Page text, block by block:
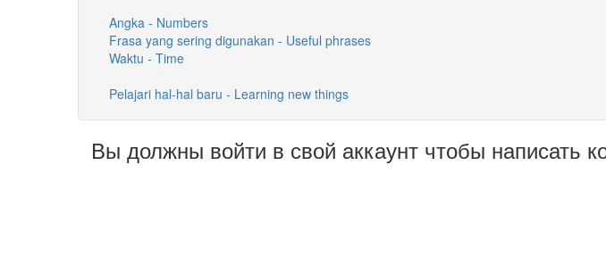
Angka - Numbers
Frasa yang sering digunakan - Useful phrases
Waktu - Time
Pelajari hal-hal baru - Learning new things
Вы должны войти в свой аккаунт чтобы написать